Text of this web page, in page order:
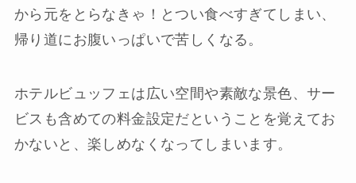
から元をとらなきゃ！とつい食べすぎてしまい、
帰り道にお腹いっぱいで苦しくなる。
ホテルビュッフェは広い空間や素敵な景色、サー
ビスも含めての料金設定だということを覚えてお
かないと、楽しめなくなってしまいます。